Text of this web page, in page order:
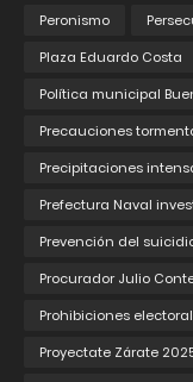
Peronismo
Plaza Eduardo Costa
Política municipal
Precauciones
Precipitaciones
Prefectura Naval
Prevención del
Procurador Julio
Prohibiciones
Proyectate Zárate